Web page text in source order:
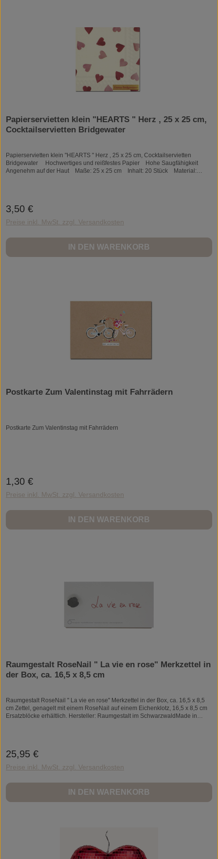
Papierservietten klein "HEARTS " Herz , 25 x 25 cm,
Cocktailservietten Bridgewater
Papierservietten klein "HEARTS " Herz , 25 x 25 cm, Cocktailservietten
Bridgewater Hochwertiges und reißfestes Papier Hohe Saugfähigkeit
Angenehm auf der Haut Maße: 25 x 25 cm Inhalt: 20 Stück Material:
Regulärer Preis:
3,50 €
Preise inkl. MwSt. zzgl. Versandkosten
IN DEN WARENKORB
Postkarte Zum Valentinstag mit Fahrrädern
Postkarte Zum Valentinstag mit Fahrrädern
Regulärer Preis:
1,30 €
Preise inkl. MwSt. zzgl. Versandkosten
IN DEN WARENKORB
Raumgestalt RoseNail " La vie en rose" Merkzettel in
der Box, ca. 16,5 x 8,5 cm
Raumgestalt RoseNail " La vie en rose" Merkzettel in der Box, ca. 16,5 x 8,5
cm Zettel, genagelt mit einem RoseNail auf einem Eichenklotz, 16,5 x 8,5 cm
Ersatzblöcke erhältlich. Hersteller: Raumgestalt im SchwarzwaldMade in
Regulärer Preis:
25,95 €
Preise inkl. MwSt. zzgl. Versandkosten
IN DEN WARENKORB